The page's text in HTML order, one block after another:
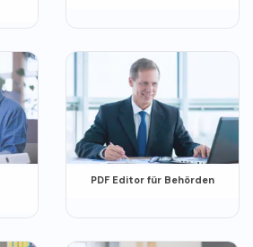
PDF Editor für Behörden